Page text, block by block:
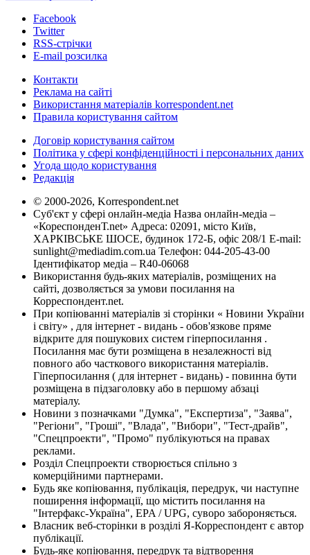
Facebook
Twitter
RSS-стрічки
E-mail розсилка
Контакти
Реклама на сайті
Використання матеріалів korrespondent.net
Правила користування сайтом
Договір користування сайтом
Політика у сфері конфіденційності і персональних даних
Угода щодо користування
Редакція
© 2000-2026, Korrespondent.net
Суб'єкт у сфері онлайн-медіа Назва онлайн-медіа –
«КореспонденТ.net» Адреса: 02091, місто Київ,
ХАРКІВСЬКЕ ШОСЕ, будинок 172-Б, офіс 208/1 E-mail:
sunlight@mediadim.com.ua Телефон: 044-205-43-00
Ідентифікатор медіа – R40-06068
Використання будь-яких матеріалів, розміщених на
сайті, дозволяється за умови посилання на
Корреспондент.net.
При копіюванні матеріалів зі сторінки « Новини України
і світу» , для інтернет - видань - обов'язкове пряме
відкрите для пошукових систем гіперпосилання .
Посилання має бути розміщена в незалежності від
повного або часткового використання матеріалів.
Гіперпосилання ( для інтернет - видань) - повинна бути
розміщена в підзаголовку або в першому абзаці
матеріалу.
Новини з позначками "Думка", "Експертиза", "Заява",
"Регіони", "Гроші", "Влада", "Вибори", "Тест-драйв",
"Спецпроекти", "Промо" публікуються на правах
реклами.
Розділ Спецпроекти створюється спільно з
комерційними партнерами.
Будь яке копіювання, публікація, передрук, чи наступне
поширення інформації, що містить посилання на
"Інтерфакс-Україна", EPA / UPG, суворо забороняється.
Власник веб-сторінки в розділі Я-Корреспондент є автор
публікації.
Будь-яке копіювання, передрук та відтворення